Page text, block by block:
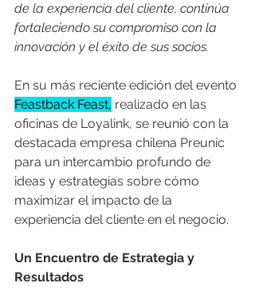
de la experiencia del cliente, continúa
fortaleciendo su compromiso con la
innovación y el éxito de sus socios.
En su más reciente edición del evento
Feastback Feast, realizado en las
oficinas de Loyalink, se reunió con la
destacada empresa chilena Preunic
para un intercambio profundo de
ideas y estrategias sobre cómo
maximizar el impacto de la
experiencia del cliente en el negocio.
Un Encuentro de Estrategia y
Resultados